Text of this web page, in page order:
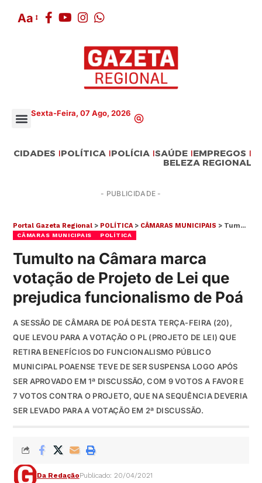
Aa
Sexta-Feira, 07 Ago, 2026
CIDADES POLÍTICA POLÍCIA SAÚDE EMPREGOS
BELEZA REGIONAL
- PUBLICIDADE -
Portal Gazeta Regional > POLÍTICA> CÂMARAS MUNICIPAIS > Tumulto na Câmara marca votação de Projeto de Lei que prejudica funcionalismo de Poá
CÂMARAS MUNICIPAIS POLÍTICA
Tumulto na Câmara marca
votação de Projeto de Lei que
prejudica funcionalismo de Poá
A SESSÃO DE CÂMARA DE POÁ DESTA TERÇA-FEIRA (20),
QUE LEVOU PARA A VOTAÇÃO O PL (PROJETO DE LEI) QUE
RETIRA BENEFÍCIOS DO FUNCIONALISMO PÚBLICO
MUNICIPAL POAENSE TEVE DE SER SUSPENSA LOGO APÓS
SER APROVADO EM 1ª DISCUSSÃO, COM 9 VOTOS A FAVOR E
7 VOTOS CONTRA O PROJETO, QUE NA SEQUÊNCIA DEVERIA
SER LEVADO PARA A VOTAÇÃO EM 2ª DISCUSSÃO.
Da RedaçãoPublicado: 20/04/2021